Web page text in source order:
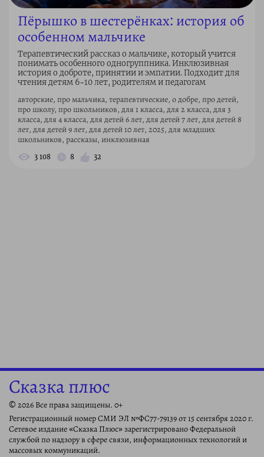
Пёрышко в шестерёнках: история об
особенном мальчике
Терапевтический рассказ о мальчике, который учится
понимать особенного одногруппника. Инклюзивная
история о доброте, принятии и эмпатии. Подходит для
чтения детям 6–10 лет, родителям и педагогам
авторские, про мальчика, терапевтические, о добре, про детей,
про школу, про школьников, для 1 класса, для 2 класса, для 3
класса, для 4 класса, для детей 6 лет, для детей 7 лет, для детей 8
лет, для детей 9 лет, для детей 10 лет, 2025, для младших
школьников, рассказы, инклюзивная
3 108 8 32
Сказка плюс
© 2026 Все права защищены. 0+
Регистрационный номер СМИ ЭЛ №ФС77-79139 от 15 сентября 2020 г.
Сетевое издание «Сказка Плюс» зарегистрировано Федеральной
службой по надзору в сфере связи, информационных технологий и
массовых коммуникаций.